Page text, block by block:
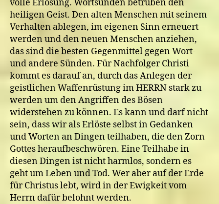
volle Erlösung. Wortsünden betrüben den
heiligen Geist. Den alten Menschen mit seinem
Verhalten ablegen, im eigenen Sinn erneuert
werden und den neuen Menschen anziehen,
das sind die besten Gegenmittel gegen Wort-
und andere Sünden. Für Nachfolger Christi
kommt es darauf an, durch das Anlegen der
geistlichen Waffenrüstung im HERRN stark zu
werden um den Angriffen des Bösen
widerstehen zu können. Es kann und darf nicht
sein, dass wir als Erlöste selbst in Gedanken
und Worten an Dingen teilhaben, die den Zorn
Gottes heraufbeschwören. Eine Teilhabe in
diesen Dingen ist nicht harmlos, sondern es
geht um Leben und Tod. Wer aber auf der Erde
für Christus lebt, wird in der Ewigkeit vom
Herrn dafür belohnt werden.